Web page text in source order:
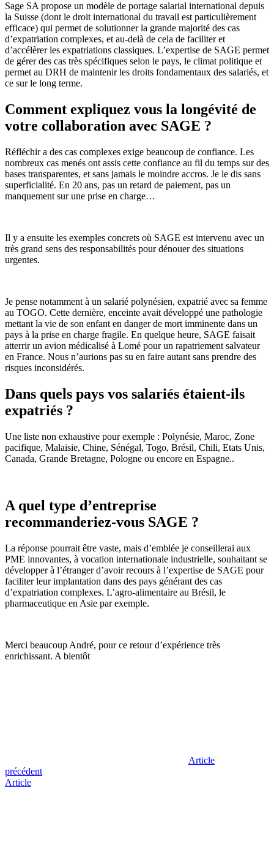
Sage SA propose un modèle de portage salarial international depuis
la Suisse (dont le droit international du travail est particulièrement
efficace) qui permet de solutionner la grande majorité des cas
d’expatriation complexes, et au-delà de cela de faciliter et
d’accélèrer les expatriations classiques. L’expertise de SAGE permet
de gérer des cas très spécifiques selon le pays, le climat politique et
permet au DRH de maintenir les droits fondamentaux des salariés, et
ce sur le long terme.
Comment expliquez vous la longévité de
votre collaboration avec SAGE ?
Réfléchir a des cas complexes exige beaucoup de confiance. Les
nombreux cas menés ont assis cette confiance au fil du temps sur des
bases transparentes, et sans jamais le moindre accros. Je le dis sans
superficialité. En 20 ans, pas un retard de paiement, pas un
manquement sur une prise en charge…
Il y a ensuite les exemples concrets où SAGE est intervenu avec un
très grand sens des responsabilités pour dénouer des situations
urgentes.
Je pense notamment à un salarié polynésien, expatrié avec sa femme
au TOGO. Cette dernière, enceinte avait développé une pathologie
mettant la vie de son enfant en danger de mort imminente dans un
pays à la prise en charge fragile. En quelque heure, SAGE faisait
atterrir un avion médicalisé à Lomé pour un rapatriement salvateur
en France. Nous n’aurions pas su en faire autant sans prendre des
risques inconsidérés.
Dans quels pays vos salariés étaient-ils
expatriés ?
Une liste non exhaustive pour exemple : Polynésie, Maroc, Zone
pacifique, Malaisie, Chine, Sénégal, Togo, Brésil, Chili, Etats Unis,
Canada, Grande Bretagne, Pologne ou encore en Espagne..
A quel type d’entreprise
recommanderiez-vous SAGE ?
La réponse pourrait être vaste, mais d’emblée je conseillerai aux
PME innovantes, à vocation internationale industrielle, souhaitant se
développer à l’étranger d’avoir recours à l’expertise de SAGE pour
faciliter leur implantation dans des pays générant des cas
d’expatriation complexes. L’agro-alimentaire au Brésil, le
pharmaceutique en Asie par exemple.
Merci beaucoup André, pour ce retour d’expérience très
enrichissant. A bientôt
Article
précédent
Article